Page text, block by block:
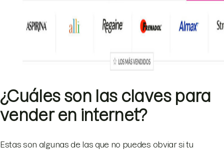
¿Cuáles son las claves para
vender en internet?
Estas son algunas de las que no puedes obviar si tu